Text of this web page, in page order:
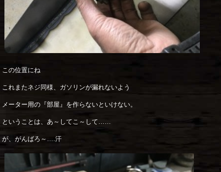
この位置にね
これまたネジ同様、ガソリンが漏れないよう
メーター用の『部屋』を作らないといけない。
ということは、あ～してこ～して……
が、がんばろ～….汗